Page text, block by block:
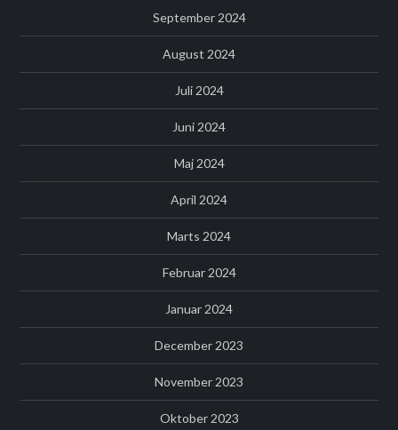
September 2024
August 2024
Juli 2024
Juni 2024
Maj 2024
April 2024
Marts 2024
Februar 2024
Januar 2024
December 2023
November 2023
Oktober 2023